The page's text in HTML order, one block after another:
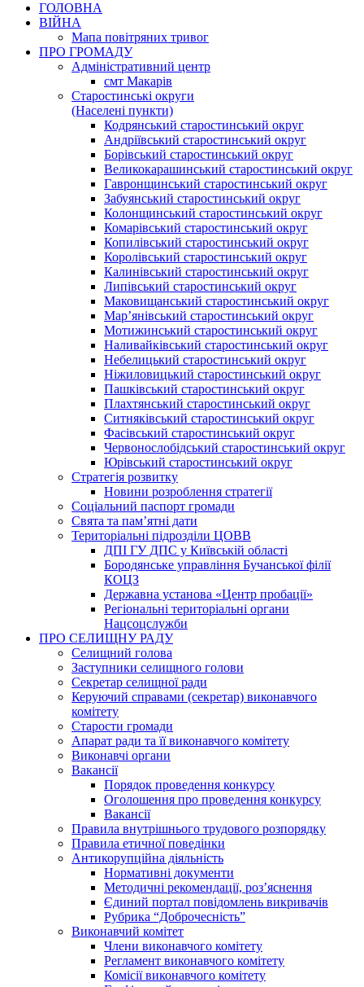
ГОЛОВНА
ВІЙНА
Мапа повітряних тривог
ПРО ГРОМАДУ
Aдміністративний центр
смт Макарів
Старостинські округи
(Населені пункти)
Кодрянський старостинський округ
Андріївський старостинський округ
Борівський старостинський округ
Великокарашинський старостинський округ
Гавронщинський старостинський округ
Забуянський старостинський округ
Колонщинський старостинський округ
Комарівський старостинський округ
Копилівський старостинський округ
Королівський старостинський округ
Калинівський старостинський округ
Липівський старостинський округ
Маковищанський старостинський округ
Мар’янівський старостинський округ
Мотижинський старостинський округ
Наливайківський старостинський округ
Небелицький старостинський округ
Ніжиловицький старостинський округ
Пашківський старостинський округ
Плахтянський старостинський округ
Ситняківський старостинський округ
Фасівський старостинський округ
Червонослобідський старостинський округ
Юрівський старостинський округ
Стратегія розвитку
Новини розроблення стратегії
Соціальний паспорт громади
Свята та пам’ятні дати
Територіальні підрозділи ЦОВВ
ДПІ ГУ ДПС у Київській області
Бородянське управління Бучанської філії
КОЦЗ
Державна установа «Центр пробації»
Регіональні територіальні органи
Нацсоцслужби
ПРО СЕЛИЩНУ РАДУ
Селищний голова
Заступники селищного голови
Секретар селищної ради
Керуючий справами (секретар) виконавчого
комітету
Старости громади
Апарат ради та її виконавчого комітету
Виконавчі органи
Вакансії
Порядок проведення конкурсу
Оголошення про проведення конкурсу
Вакансії
Правила внутрішнього трудового розпорядку
Правила етичної поведінки
Антикорупційна діяльність
Нормативні документи
Методичні рекомендації, роз’яснення
Єдиний портал повідомлень викривачів
Рубрика “Доброчесність”
Виконавчий комітет
Члени виконавчого комітету
Регламент виконавчого комітету
Комісії виконавчого комітету